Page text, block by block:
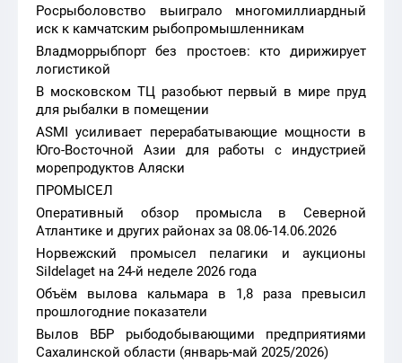
Росрыболовство выиграло многомиллиардный
иск к камчатским рыбопромышленникам
Владморрыбпорт без простоев: кто дирижирует
логистикой
В московском ТЦ разобьют первый в мире пруд
для рыбалки в помещении
ASMI усиливает перерабатывающие мощности в
Юго-Восточной Азии для работы с индустрией
морепродуктов Аляски
ПРОМЫСЕЛ
Оперативный обзор промысла в Северной
Атлантике и других районах за 08.06-14.06.2026
Норвежский промысел пелагики и аукционы
SiIdelaget на 24-й неделе 2026 года
Объём вылова кальмара в 1,8 раза превысил
прошлогодние показатели
Вылов ВБР рыбодобывающими предприятиями
Сахалинской области (январь-май 2025/2026)